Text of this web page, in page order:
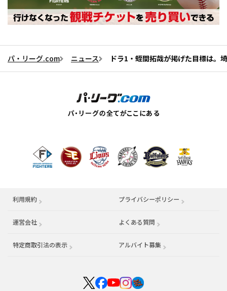
パ・リーグ.com ニュース ドラ1・蛭間拓哉が掲げた目標は。
利用規約 プライバシーポリシー
運営会社 （別ウィンドウで開く） よくある質問
特定商取引法の表示 アルバイト募集 （別ウィンドウで開く